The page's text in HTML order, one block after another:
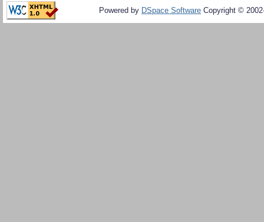
Powered by DSpace Software Copyright ©